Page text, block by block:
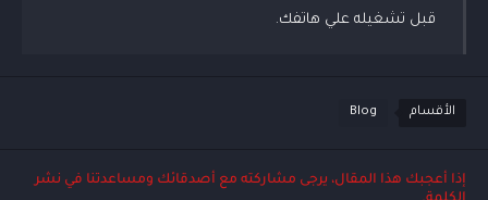
قبل تشغيله علي هاتفك.
الأقسام Blog
إذا أعجبك هذا المقال، يرجى مشاركته مع أصدقائك ومساعدتنا في نشر